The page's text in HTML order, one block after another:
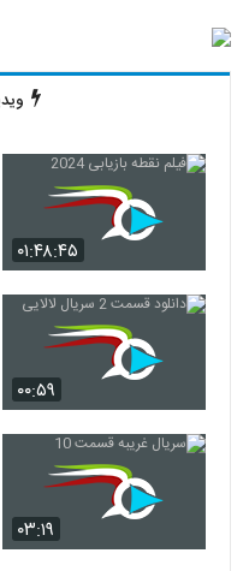
۰۱:۴۸:۴۵
۰۰:۵۹
۰۳:۱۹